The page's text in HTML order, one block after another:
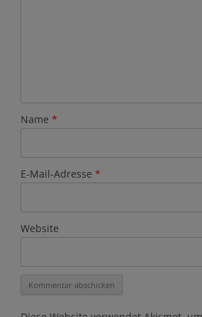
Name *
E-Mail-Adresse *
Website